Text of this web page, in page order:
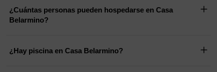
¿Cuántas personas pueden hospedarse en Casa
Belarmino?
¿Hay piscina en Casa Belarmino?